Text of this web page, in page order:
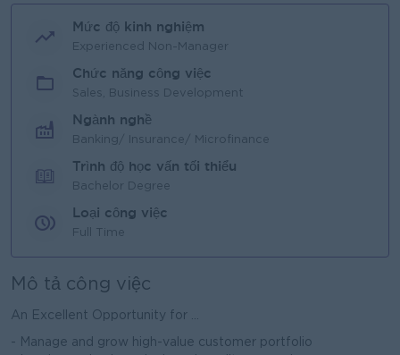
Mức độ kinh nghiệm
Experienced Non-Manager
Chức năng công việc
Sales, Business Development
Ngành nghề
Banking/ Insurance/ Microfinance
Trình độ học vấn tối thiểu
Bachelor Degree
Loại công việc
Full Time
Mô tả công việc
An Excellent Opportunity for ...
- Manage and grow high-value customer portfolio